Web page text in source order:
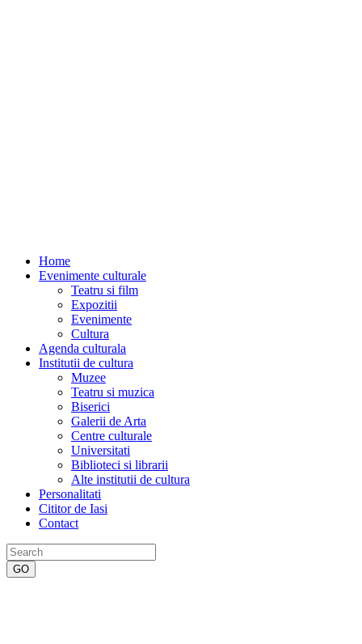
Home
Evenimente culturale
Teatru si film
Expozitii
Evenimente
Cultura
Agenda culturala
Institutii de cultura
Muzee
Teatru si muzica
Biserici
Galerii de Arta
Centre culturale
Universitati
Biblioteci si librarii
Alte institutii de cultura
Personalitati
Cititor de Iasi
Contact